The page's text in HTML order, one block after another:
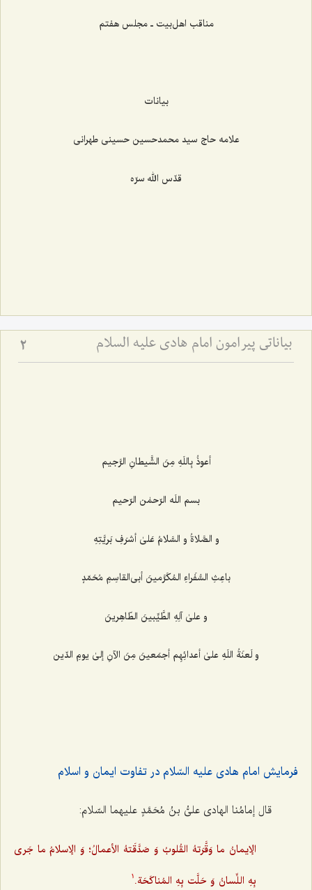
مناقب اهل‌بیت ـ مجلس هفتم
بیانات
علامه حاج سید محمدحسين حسینی طهرانی
قدّس الله سرّه
بیاناتی پیرامون امام هادی علیه السلام 2
أعوذُ بِاللَهِ مِنَ الشَّیطانِ الرَّجیم
بسم اللَه الرّحمٰن الرّحیم‌
و الصَّلاةُ و السَّلامُ عَلیٰ أشرَفِ بَریَّتِهِ
باعِثِ السُّفَراءِ المُکَرَّمینَ أبی‌القاسِمِ مُحَمّدٍ
و علیٰ آلِهِ الطَّیِّبینَ الطّاهِرینَ
و لَعنَةُ اللَهِ علیٰ أعدائِهِم أجمَعینَ مِنَ الآنِ إلیٰ یومِ الدّین
فرمایش امام هادی علیه السّلام در تفاوت ایمان و اسلام
قال إمامُنا الهادی علیُّ بنُ مُحَمَّدٍ علیهما السّلام:
الإیمانُ ما وَقَّرَتهُ القُلوبُ وَ صَدَّقَتهُ الأعمالُ؛ وَ الإسلامُ ما جَری
بِهِ اللِّسانُ وَ حَلَّت بِهِ المُناکَحَة. 1